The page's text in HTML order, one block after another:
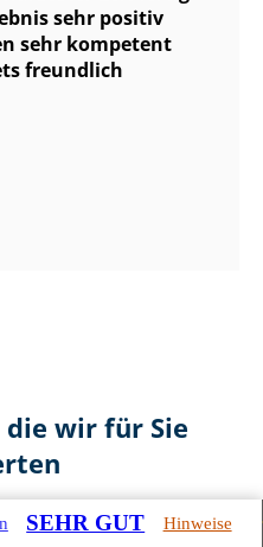
sehr positiv
sehr kompetent
freundlich
die wir für Sie
SEHR GUT Hinweise